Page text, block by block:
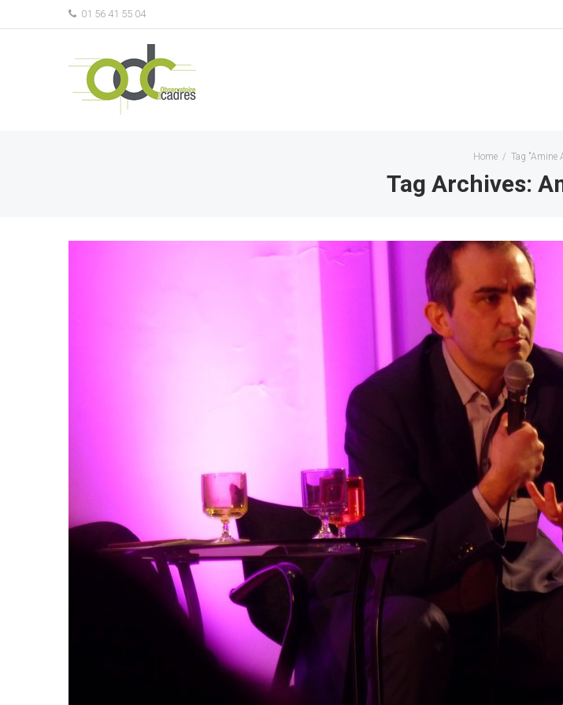
01 56 41 55 04
Home / Tag "Amine
Tag Archives: